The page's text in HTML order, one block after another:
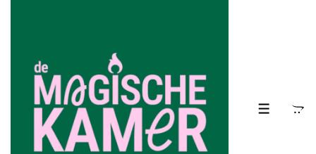
hoofdinhoud
MENU